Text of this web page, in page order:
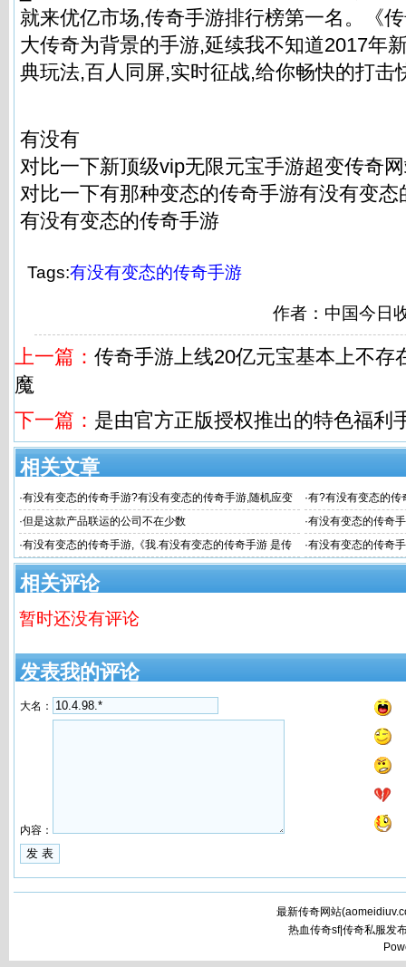
就来优亿市场,传奇手游排行榜第一名。《
大传奇为背景的手游,延续我不知道2017年
典玩法,百人同屏,实时征战,给你畅快的打击
有没有
对比一下新顶级vip无限元宝手游超变传奇
对比一下有那种变态的传奇手游有没有变
有没有变态的传奇手游
Tags:有没有变态的传奇手游
作者：中国今日
上一篇： 传奇手游上线20亿元宝基本上不存
魔
下一篇： 是由官方正版授权推出的特色福利
相关文章
·有没有变态的传奇手游?有没有变态的传奇手游,随机应变
性强 道士技能 魂
·有?有没有变态的传
个传
·但是这款产品联运的公司不在少数 ·有没有变态的传奇
·有没有变态的传奇手游,《我.有没有变态的传奇手游 是传
奇变态版》传
·有没有变态的传奇
机游戏
相关评论
暂时还没有评论
发表我的评论
大名：
内容：
最新传奇网站(
热血传奇sf|传奇私服发